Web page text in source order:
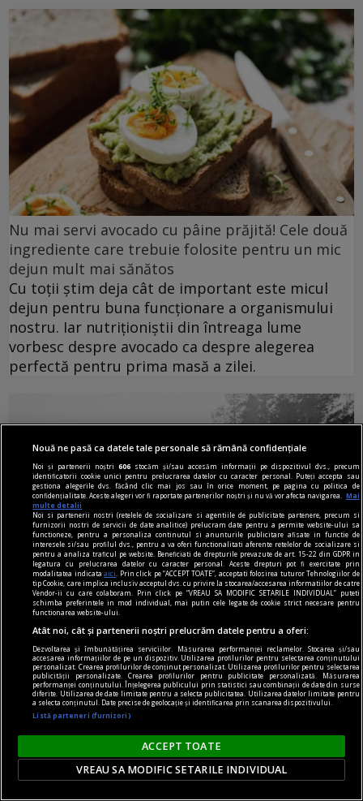
Nu mai servi avocado cu pâine prăjită! Cele două
ingrediente care trebuie folosite pentru un mic
dejun mult mai sănătos
Cu toții știm deja cât de important este micul
dejun pentru buna funcționare a organismului
nostru. Iar nutriționiștii din întreaga lume
vorbesc despre avocado ca despre alegerea
perfectă pentru prima masă a zilei.
Bătălia de la Pocitovaia din 23 august 1941, un
masacru uitat
Frontul de Est a reapărut după ordinul dat de
Adolf Hitler de declanșare a Operațiunii
Barbarossa și la 22 iunie 1941 detașamente
germane de infanterie au trecut frontiera și au
luat cu asalt fortificațiile inamice, unele fiind
apărate cu fanatism de mitraliorii ce se
considerau comuniști.
Nouă ne pasă ca datele tale personale să rămână confidențiale
Noi și partenerii noștri606 stocăm și/sau accesăm informații pe dispozitivul dvs., precum
identificatorii cookie unici pentru prelucrarea datelor cu caracter personal. Puteți accepta sau
gestiona alegerile dvs. făcând clic mai jos sau în orice moment, pe pagina cu politica de
confidențialitate. Aceste alegeri vor fi raportate partenerilor noștri și nu vă vor afecta navigarea.
Mai
multe detalii
Noi si partenerii nostri (retelele de socializare si agentiile de publicitate partenere, precum si
furnizorii nostri de servicii de date analitice) prelucram date pentru a permite website-ului sa
functioneze, pentru a personaliza continutul si anunturile publicitare afisate in functie de
interesele si/sau profilul dvs., pentru a va oferi functionalitati aferente retelelor de socializare si
pentru a analiza traficul pe website. Beneficiati de drepturile prevazute de art. 15-22 din GDPR in
legatura cu prelucrarea datelor cu caracter personal. Aceste drepturi pot fi exercitate prin
modalitatea indicataaici
. Prin click pe “ACCEPT TOATE”, acceptati folosirea tuturor Tehnologiilor de
tip Cookie, care implica inclusiv acceptul dvs. cu privire la stocarea/accesarea informatiilor de catre
Vendor-ii cu care colaboram. Prin click pe “VREAU SA MODIFIC SETARILE INDIVIDUAL” puteti
schimba preferintele in mod individual, mai putin cele legate de cookie strict necesare pentru
functionarea website-ului.
Atât noi, cât și partenerii noștri prelucrăm datele pentru a oferi:
Dezvoltarea și îmbunătățirea serviciilor. Măsurarea performanței reclamelor. Stocarea și/sau
accesarea informațiilor de pe un dispozitiv. Utilizarea profilurilor pentru selectarea conținutului
personalizat. Crearea profilurilor de conținut personalizat. Utilizarea profilurilor pentru selectarea
publicității personalizate. Crearea profilurilor pentru publicitate personalizată. Măsurarea
performanței conținutului. Înțelegerea publicului prin statistici sau combinații de date din surse
diferite. Utilizarea de date limitate pentru a selecta publicitatea. Utilizarea datelor limitate pentru
a selecta conținutul. Date precise de geolocație și identificarea prin scanarea dispozitivului.
Listă parteneri (furnizori)
ACCEPT TOATE
VREAU SA MODIFIC SETARILE INDIVIDUAL